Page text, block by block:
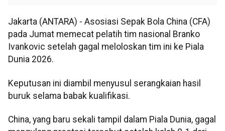
Jakarta (ANTARA) - Asosiasi Sepak Bola China (CFA)
pada Jumat memecat pelatih tim nasional Branko
Ivankovic setelah gagal meloloskan tim ini ke Piala
Dunia 2026.
Keputusan ini diambil menyusul serangkaian hasil
buruk selama babak kualifikasi.
China, yang baru sekali tampil dalam Piala Dunia, gagal